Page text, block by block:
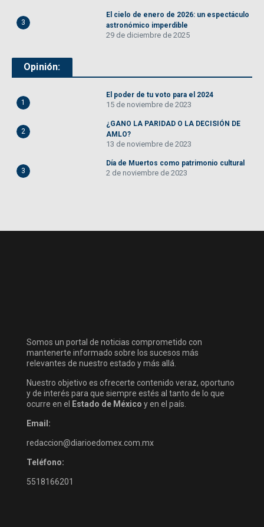
3
El cielo de enero de 2026: un espectáculo
astronómico imperdible
29 de diciembre de 2025
Opinión:
1
El poder de tu voto para el 2024
15 de noviembre de 2023
2
¿GANO LA PARIDAD O LA DECISIÓN DE
AMLO?
13 de noviembre de 2023
3
Día de Muertos como patrimonio cultural
2 de noviembre de 2023
Somos un portal de noticias comprometido con
mantenerte informado sobre los sucesos más
relevantes de nuestro estado y más allá.
Nuestro objetivo es ofrecerte contenido veraz, oportuno
y de interés para que siempre estés al tanto de lo que
ocurre en el
Estado de México y en el país.
Email:
redaccion@diarioedomex.com.mx
Teléfono:
5518166201